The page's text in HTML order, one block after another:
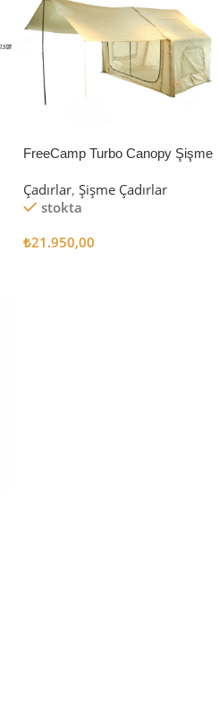
FreeCamp Turbo Canopy Şişme
Çadırlar, Şişme Çadırlar
stokta
₺21.950,00